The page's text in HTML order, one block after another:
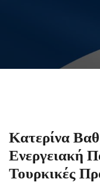
Κατερίνα
Ενεργειακή
Τουρκικές